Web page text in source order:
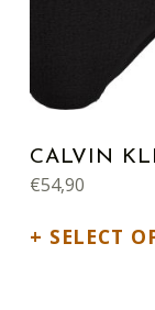
CALVIN
€54,90
SELECT